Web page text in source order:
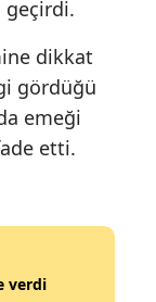
Rize
Sakarya
Samsun
Siirt
Tekirdağ
geçirdi.
dikkat
gördüğü
emeği
etti.
verdi